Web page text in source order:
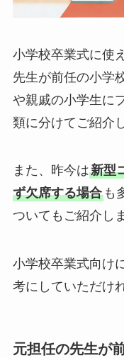
小学校卒業式に使
先生が前任の小学
や親戚の小学生に
類に分けてご紹介
また、昨今は新型
ず欠席する場合も
ついてもご紹介し
小学校卒業式向け
考にしていただけ
元担任の先生が